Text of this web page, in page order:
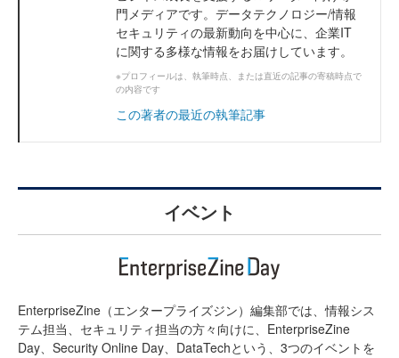
門メディアです。データテクノロジー/情報
セキュリティの最新動向を中心に、企業IT
に関する多様な情報をお届けしています。
※プロフィールは、執筆時点、または直近の記事の寄稿時点で
の内容です
この著者の最近の執筆記事
イベント
EnterpriseZine（エンタープライズジン）編集部では、情報シス
テム担当、セキュリティ担当の方々向けに、EnterpriseZine
Day、Security Online Day、DataTechという、3つのイベントを